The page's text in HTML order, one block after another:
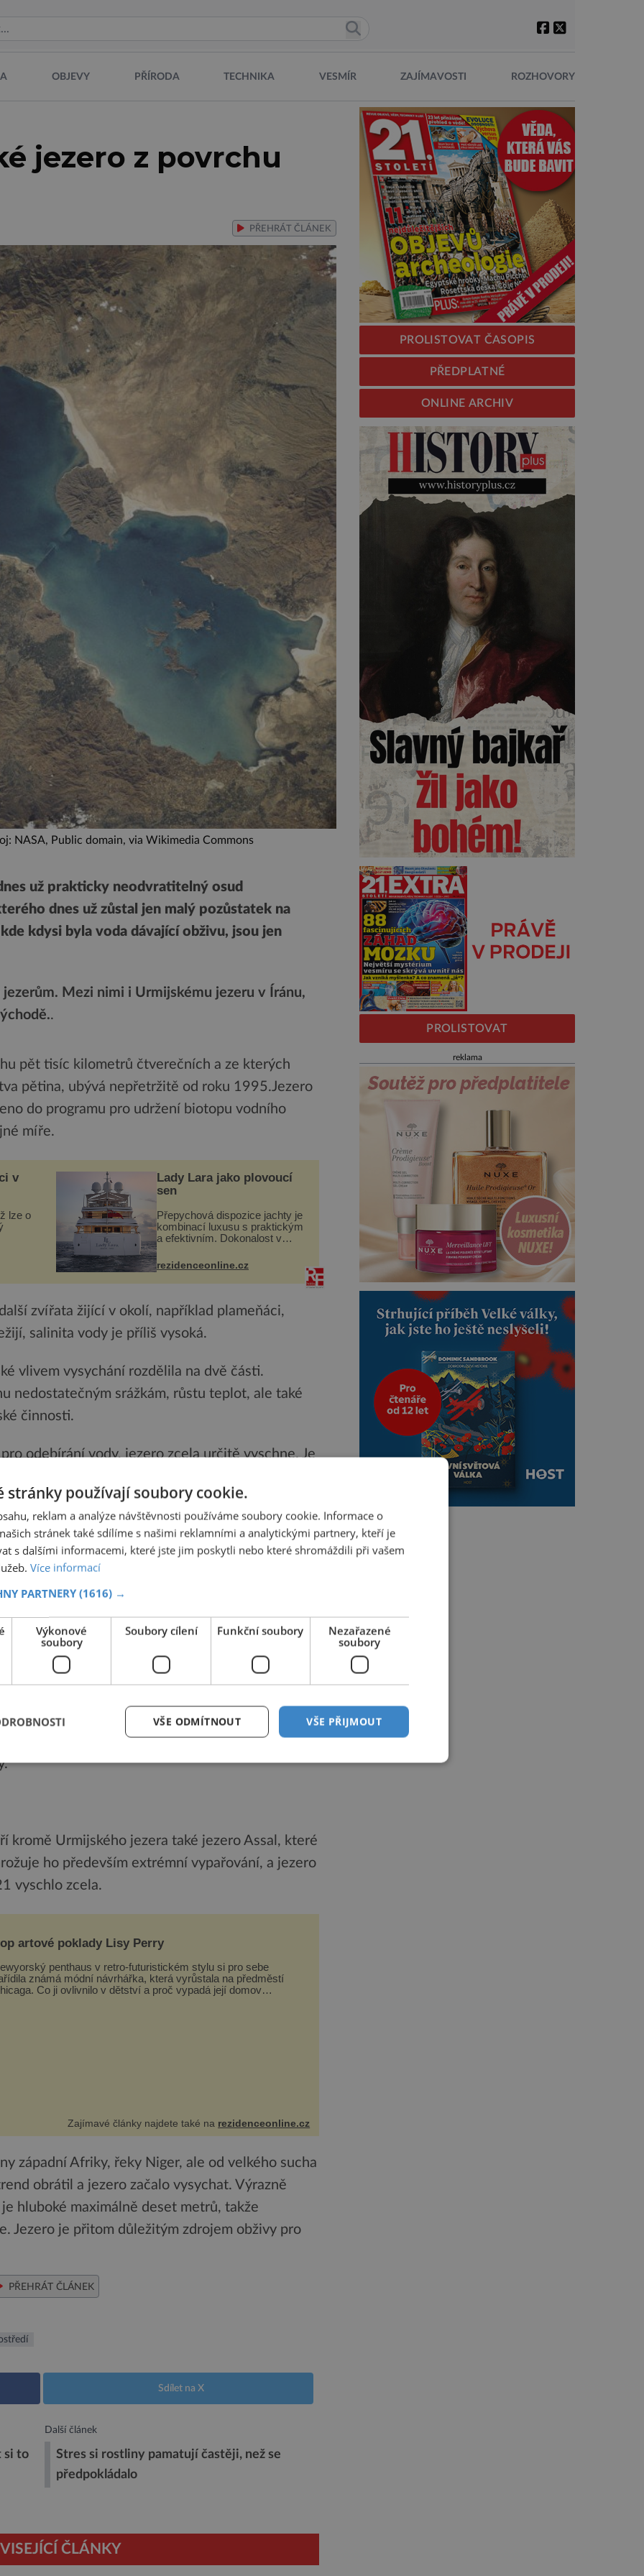
OBJEVY PŘÍRODA TECHNIKA VESMÍR ZAJÍMAVOSTI ROZHOVORY
jezero z povrchu
PŘEHRÁT ČLÁNEK
NASA, Public domain, via Wikimedia Commons
už prakticky neodvratitelný osud
dnes už zůstal jen malý pozůstatek na
kdysi byla voda dávající obživu, jsou jen
Mezi nimi i Urmijskému jezeru v Íránu,
.
pět tisíc kilometrů čtverečních a ze kterých
pětina, ubývá nepřetržitě od roku 1995.Jezero
do programu pro udržení biotopu vodního
míře.
v
lze o
do
Lady Lara jako plovoucí
sen
Přepychová dispozice jachty je
kombinací luxusu s praktickým
a efektivním. Dokonalost v
značka Fendi Casa, kterou byly
vybaveny její paluby. Monacký
přístav nabízí každoročn...
rezidenceonline.cz
zvířata žijící v okolí, například plameňáci,
salinita vody je příliš vysoká.
vlivem vysychání rozdělila na dvě části.
nedostatečným srážkám, růstu teplot, ale také
činnosti.
odebírání vody, jezero zcela určitě vyschne. Je
omezit zemědělskou činnost,“ varuje Árezú
životního prostředí.
2011 v Íránu ekologické protesty. Záminkou se
který odmítl vyčlenit prostředky na stavbu
z řeky Aras.
OSN a díky finanční podpoře od Japonska
to vypadalo, že bude úspěšný, do roku 2017
čtverečních na více než dvojnásobek.
sucha a voda začala opět ustupovat. Osud jezera
kromě Urmijského jezera také jezero Assal, které
ho především extrémní vypařování, a jezero
vyschlo zcela.
artové poklady Lisy Perry
penthaus v retro-futuristickém stylu si pro sebe
známá módní návrhářka, která vyrůstala na předměstí
Co ji ovlivnilo v dětství a proč vypadá její domov
Zajímavé články najdete také na rezidenceonline.cz
západní Afriky, řeky Niger, ale od velkého sucha
obrátil a jezero začalo vysychat. Výrazně
hluboké maximálně deset metrů, takže
Jezero je přitom důležitým zdrojem obživy pro
PŘEHRÁT ČLÁNEK
Sdílet na X
si to
Další článek
Stres si rostliny pamatují častěji, než se
předpokládalo
ČLÁNKY
PROLISTOVAT ČASOPIS
PŘEDPLATNÉ
ONLINE ARCHIV
PROLISTOVAT
reklama
stránky používají soubory cookie.
reklam a analýze návštěvnosti používáme soubory cookie. Informace o
stránek také sdílíme s našimi reklamními a analytickými partnery, kteří je
s dalšími informacemi, které jste jim poskytli nebo které shromáždili při vašem
Více informací
PARTNERY (1616) →
Výkonové
soubory
Soubory cílení Funkční soubory
Nezařazené
soubory
VŠE PŘIJMOUT
VŠE ODMÍTNOUT